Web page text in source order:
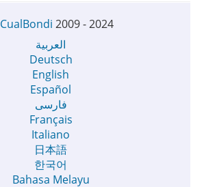
CualBondi 2009 - 2024
العربية
Deutsch
English
Español
فارسی
Français
Italiano
日本語
한국어
Bahasa Melayu